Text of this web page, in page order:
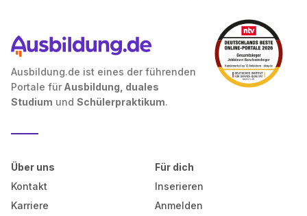
Ausbildung.de ist eines der führenden
Portale für Ausbildung, duales
Studium und Schülerpraktikum.
Über uns
Kontakt
Karriere
Für dich
Inserieren
Anmelden